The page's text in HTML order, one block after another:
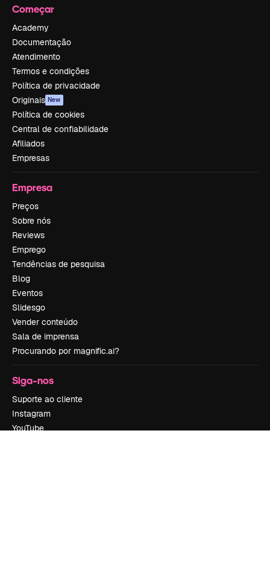
Começar
Academy
Documentação
Atendimento
Termos e condições
Política de privacidade
Originais New
Política de cookies
Central de confiabilidade
Afiliados
Empresas
Empresa
Preços
Sobre nós
Reviews
Emprego
Tendências de pesquisa
Blog
Eventos
Slidesgo
Vender conteúdo
Sala de imprensa
Procurando por magnific.ai?
Siga-nos
Suporte ao cliente
Instagram
YouTube